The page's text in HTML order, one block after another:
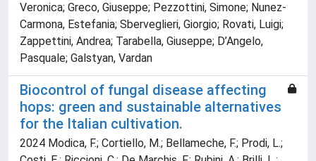
Veronica; Greco, Giuseppe; Pezzottini, Simone; Nunez-
Carmona, Estefania; Sberveglieri, Giorgio; Rovati, Luigi;
Zappettini, Andrea; Tarabella, Giuseppe; D’Angelo,
Pasquale; Galstyan, Vardan
Biocontrol of fungal disease affecting
hops: green and sustainable alternatives
for the Italian cultivation.
2024 Modica, F.; Cortiello, M.; Bellameche, F.; Prodi, L.;